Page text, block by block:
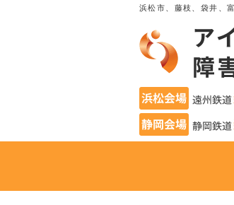
浜松市、藤枝、袋井、